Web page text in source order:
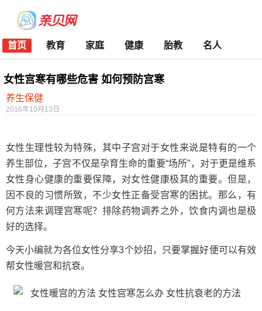
首页 教育 家庭 健康 胎教 名人
女性宫寒有哪些危害 如何预防宫寒
养生保健
2016年10月13日
女性生理性较为特殊，其中子宫对于女性来说是特有的一个
养生部位，子宫不仅是孕育生命的重要“场所”，对于更是维系
女性身心健康的重要保障，对女性健康极其的重要。但是，
因不良的习惯所致，不少女性正备受宫寒的困扰。那么，有
何方法来调理宫寒呢？排除药物调养之外，饮食内调也是极
好的选择。
今天小编就为各位女性分享3个妙招，只要掌握好便可以有效
帮女性暖宫和抗衰。